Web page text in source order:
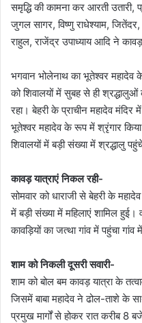
समृद्धि की कामना कर आरती उतारी,
जुगल सागर, विष्णु राधेश्याम,
राहुल, राजेंद्र उपाध्याय आदि ने
भगवान भोलेनाथ का भूतेश्वर महादेव
को शिवालयों में सुबह से ही
रहा। बेहरी के प्राचीन महादेव मंदिर
भूतेश्वर महादेव के रूप में श्रृंगार
शिवालयों में बड़ी संख्या में श्रद्धालु
कावड़ यात्राएं निकल रही-
सोमवार को धाराजी से बेहरी के
में बड़ी संख्या में महिलाएं शामिल
कावड़ियों का जत्था गांव में पहुंचा गांव
शाम को निकली दूसरी सवारी-
शाम को बोल बम कावड़ यात्रा के
जिसमें बाबा महादेव ने ढोल-ताशे के
प्रमुख मार्गों से होकर रात करीब 8